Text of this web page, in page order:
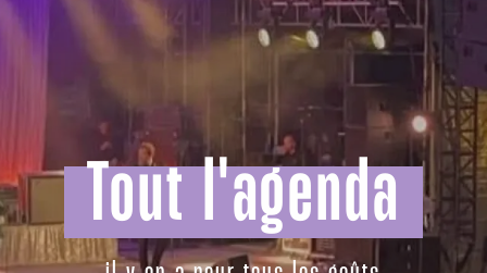
Tout l'agenda